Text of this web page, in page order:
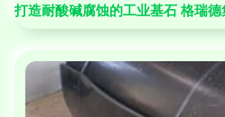
打造耐酸碱腐蚀的工业基石 格瑞